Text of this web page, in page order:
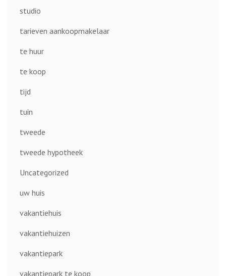
studio
tarieven aankoopmakelaar
te huur
te koop
tijd
tuin
tweede
tweede hypotheek
Uncategorized
uw huis
vakantiehuis
vakantiehuizen
vakantiepark
vakantiepark te koop